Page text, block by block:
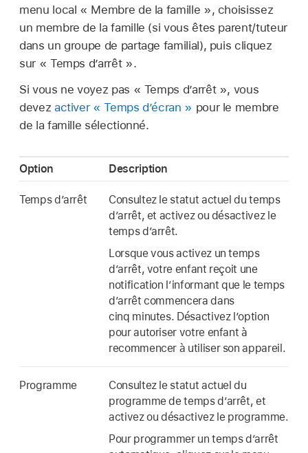
menu local « Membre de la famille », choisissez
un membre de la famille (si vous êtes parent/tuteur
dans un groupe de partage familial), puis cliquez
sur « Temps d’arrêt ».
Si vous ne voyez pas « Temps d’arrêt », vous
devez activer « Temps d’écran » pour le membre
de la famille sélectionné.
Option Description
Temps d’arrêt
Consultez le statut actuel du temps
d’arrêt, et activez ou désactivez le
temps d’arrêt.
Lorsque vous activez un temps
d’arrêt, votre enfant reçoit une
notification l’informant que le temps
d’arrêt commencera dans
cinq minutes. Désactivez l’option
pour autoriser votre enfant à
recommencer à utiliser son appareil.
Programme
Consultez le statut actuel du
programme de temps d’arrêt, et
activez ou désactivez le programme.
Pour programmer un temps d’arrêt